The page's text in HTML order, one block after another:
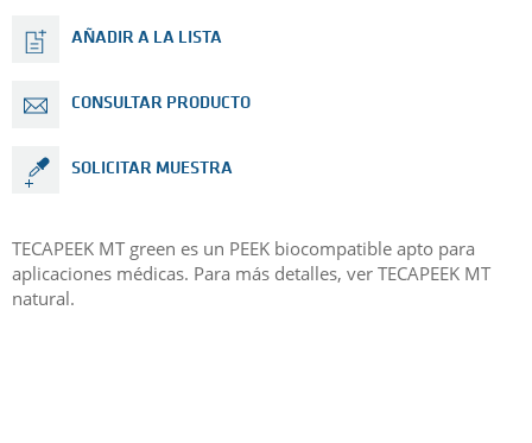
AÑADIR A LA LISTA
CONSULTAR PRODUCTO
SOLICITAR MUESTRA
TECAPEEK MT green es un PEEK biocompatible apto para
aplicaciones médicas. Para más detalles, ver TECAPEEK MT
natural.